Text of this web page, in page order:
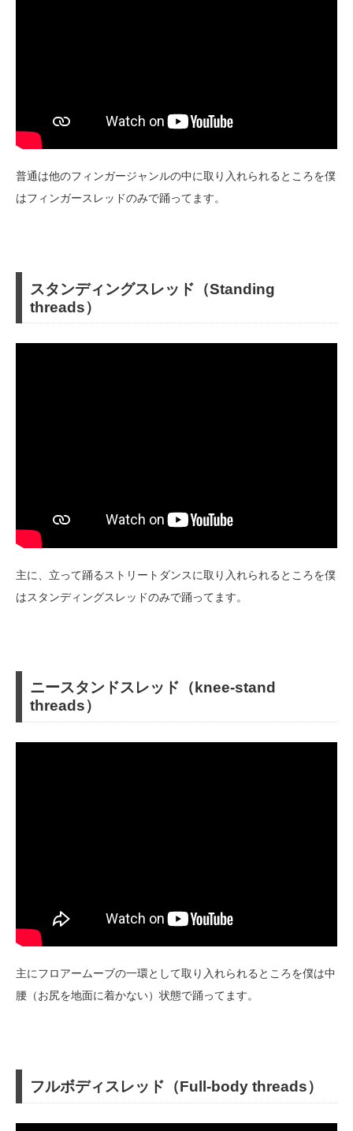
普通は他のフィンガージャンルの中に取り入れられるところを僕
はフィンガースレッドのみで踊ってます。
スタンディングスレッド（Standing
threads）
主に、立って踊るストリートダンスに取り入れられるところを僕
はスタンディングスレッドのみで踊ってます。
ニースタンドスレッド（knee-stand
threads）
主にフロアームーブの一環として取り入れられるところを僕は中
腰（お尻を地面に着かない）状態で踊ってます。
フルボディスレッド（Full-body threads）